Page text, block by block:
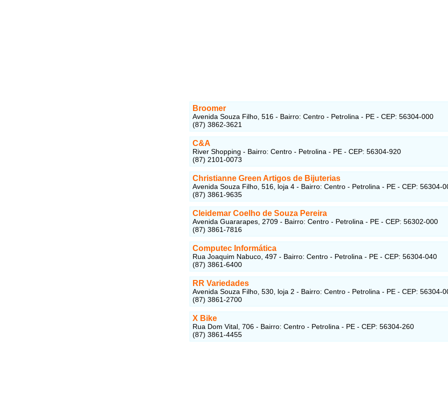
Broomer
Avenida Souza Filho, 516 - Bairro: Centro - Petrolina - PE - CEP: 56304-000
(87) 3862-3621
C&A
River Shopping - Bairro: Centro - Petrolina - PE - CEP: 56304-920
(87) 2101-0073
Christianne Green Artigos de Bijuterias
Avenida Souza Filho, 516, loja 4 - Bairro: Centro - Petrolina - PE - CEP: 56304-
(87) 3861-9635
Cleidemar Coelho de Souza Pereira
Avenida Guararapes, 2709 - Bairro: Centro - Petrolina - PE - CEP: 56302-000
(87) 3861-7816
Computec Informática
Rua Joaquim Nabuco, 497 - Bairro: Centro - Petrolina - PE - CEP: 56304-040
(87) 3861-6400
RR Variedades
Avenida Souza Filho, 530, loja 2 - Bairro: Centro - Petrolina - PE - CEP: 56304-
(87) 3861-2700
X Bike
Rua Dom Vital, 706 - Bairro: Centro - Petrolina - PE - CEP: 56304-260
(87) 3861-4455